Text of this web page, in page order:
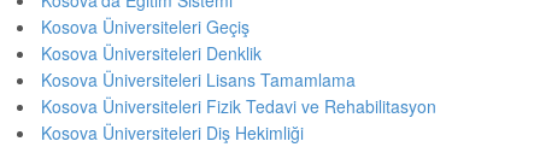
Kosova Üniversiteleri Geçiş
Kosova Üniversiteleri Denklik
Kosova Üniversiteleri Lisans Tamamlama
Kosova Üniversiteleri Fizik Tedavi ve Rehabilitasyon
Kosova Üniversiteleri Diş Hekimliği